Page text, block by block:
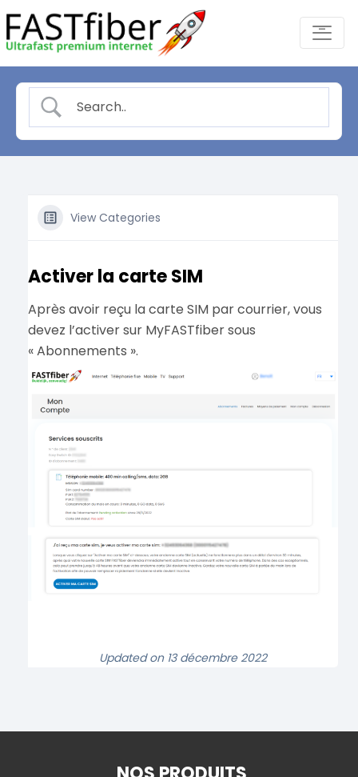
to
content
-
View Categories
Activer la carte SIM
Après avoir reçu la carte SIM par courrier, vous
devez l’activer sur MyFASTfiber sous
« Abonnements ».
Updated on 13 décembre 2022